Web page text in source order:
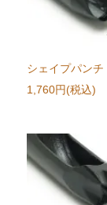
シェイプパンチ
1,760円(税込)